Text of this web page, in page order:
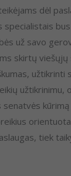
dėl
specialistais
už savo
skirtų
užtikrinimu,
tiek